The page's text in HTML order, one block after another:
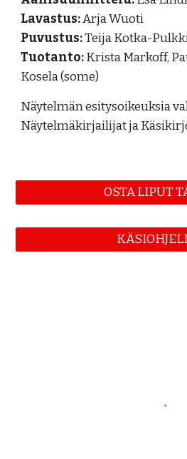
Lavastus:Arja Wuoti
Puvustus:Teija Kotka-
Tuotanto:Krista Markoff,
Kosela (some)
Näytelmän esitysoikeuksia
Näytelmäkirjailijat ja
OSTA LIPUT